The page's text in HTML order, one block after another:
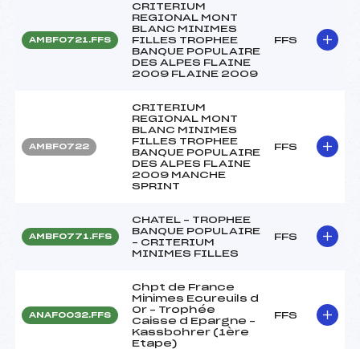
AMBF0721.FFS
CRITERIUM
REGIONAL MONT
BLANC MINIMES
FILLES TROPHEE
BANQUE POPULAIRE
DES ALPES FLAINE
2009 FLAINE 2009
FFS
AMBF0722
CRITERIUM
REGIONAL MONT
BLANC MINIMES
FILLES TROPHEE
BANQUE POPULAIRE
DES ALPES FLAINE
2009 MANCHE
SPRINT
FFS
AMBF0771.FFS
CHATEL – TROPHEE
BANQUE POPULAIRE
– CRITERIUM
MINIMES FILLES
FFS
ANAF0032.FFS
Chpt de France
Minimes Ecureuils d
Or – Trophée
Caisse d Epargne –
Kassbohrer (1ère
Etape)
FFS